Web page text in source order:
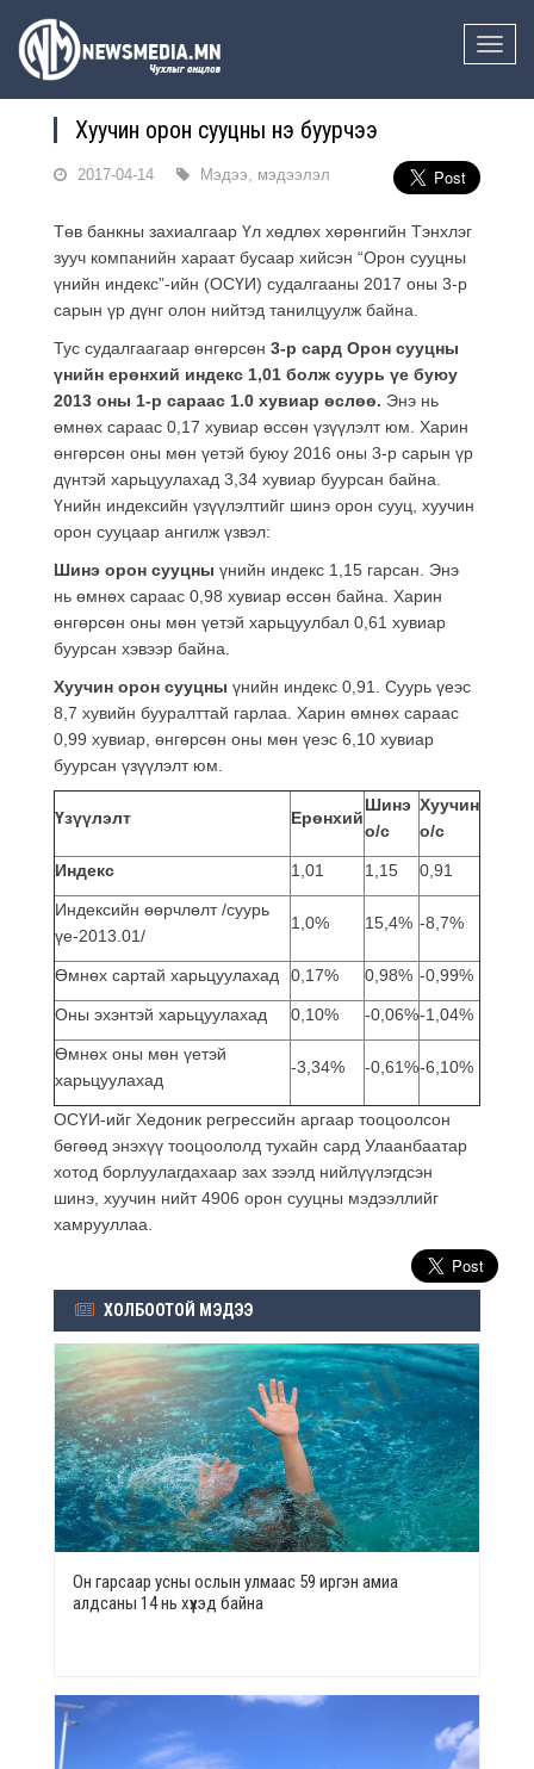
Toggle
Хуучин орон сууцны үнэ буурчээ
2017-04-14 Мэдээ, мэдээлэл
Төв банкны захиалгаар Үл хөдлөх хөрөнгийн Тэнхлэг
зууч компанийн хараат бусаар хийсэн “Орон сууцны
үнийн индекс”-ийн (ОСҮИ) судалгааны 2017 оны 3-р
сарын үр дүнг олон нийтэд танилцуулж байна.
Тус судалгаагаар өнгөрсөн 3-р сард Орон сууцны
үнийн ерөнхий индекс 1,01 болж суурь үе буюу
2013 оны 1-р сараас 1.0 хувиар өслөө. Энэ нь
өмнөх сараас 0,17 хувиар өссөн үзүүлэлт юм. Харин
өнгөрсөн оны мөн үетэй буюу 2016 оны 3-р сарын үр
дүнтэй харьцуулахад 3,34 хувиар буурсан байна.
Үнийн индексийн үзүүлэлтийг шинэ орон сууц, хуучин
орон сууцаар ангилж үзвэл:
Шинэ орон сууцны үнийн индекс 1,15 гарсан. Энэ
нь өмнөх сараас 0,98 хувиар өссөн байна. Харин
өнгөрсөн оны мөн үетэй харьцуулбал 0,61 хувиар
буурсан хэвээр байна.
Хуучин орон сууцны үнийн индекс 0,91. Суурь үеэс
8,7 хувийн бууралттай гарлаа. Харин өмнөх сараас
0,99 хувиар, өнгөрсөн оны мөн үеэс 6,10 хувиар
буурсан үзүүлэлт юм.
Үзүүлэлт Ерөнхий
Шинэ
о/с
Хуучин
о/с
Индекс 1,01 1,15 0,91
Индексийн өөрчлөлт /суурь
үе-2013.01/
1,0% 15,4% -8,7%
Өмнөх сартай харьцуулахад 0,17% 0,98% -0,99%
Оны эхэнтэй харьцуулахад 0,10% -0,06%-1,04%
Өмнөх оны мөн үетэй
харьцуулахад
-3,34% -0,61%-6,10%
ОСҮИ-ийг Хедоник регрессийн аргаар тооцоолсон
бөгөөд энэхүү тооцоололд тухайн сард Улаанбаатар
хотод борлуулагдахаар зах зээлд нийлүүлэгдсэн
шинэ, хуучин нийт 4906 орон сууцны мэдээллийг
хамрууллаа.
ХОЛБООТОЙ МЭДЭЭ
Он гарсаар усны ослын улмаас 59 иргэн амиа
алдсаны 14 нь хүүхэд байна